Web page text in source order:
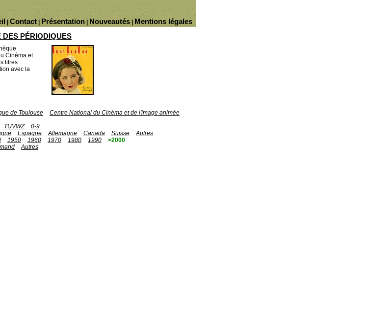
Mentions légales
Nouveautés
Présentation
Contact
DES PÉRIODIQUES
Cinéma et
titres
avec la
de Toulouse
Centre National du Cinéma et de l'image animée
TUVWZ
0-9
Espagne Allemagne Canada Suisse
Autres
1950 1960 1970 1980 1990
>2000
Autres